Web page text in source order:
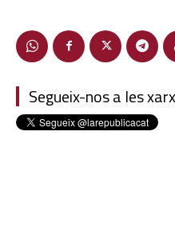
Segueix-nos a les